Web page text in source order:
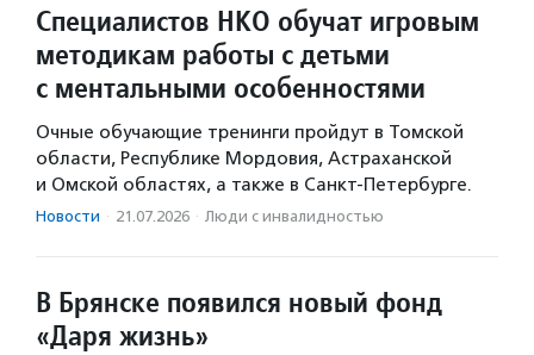
Специалистов НКО обучат игровым
методикам работы с детьми
с ментальными особенностями
Очные обучающие тренинги пройдут в Томской
области, Республике Мордовия, Астраханской
и Омской областях, а также в Санкт-Петербурге.
Новости · 21.07.2026 · Люди с инвалидностью
В Брянске появился новый фонд
«Даря жизнь»